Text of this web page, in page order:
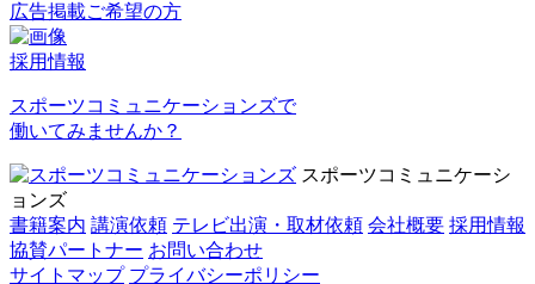
広告掲載ご希望の方
採用情報
スポーツコミュニケーションズで
働いてみませんか？
スポーツコミュニケーシ
ョンズ
書籍案内 講演依頼 テレビ出演・取材依頼 会社概要 採用情報
協賛パートナー お問い合わせ
サイトマップ プライバシーポリシー